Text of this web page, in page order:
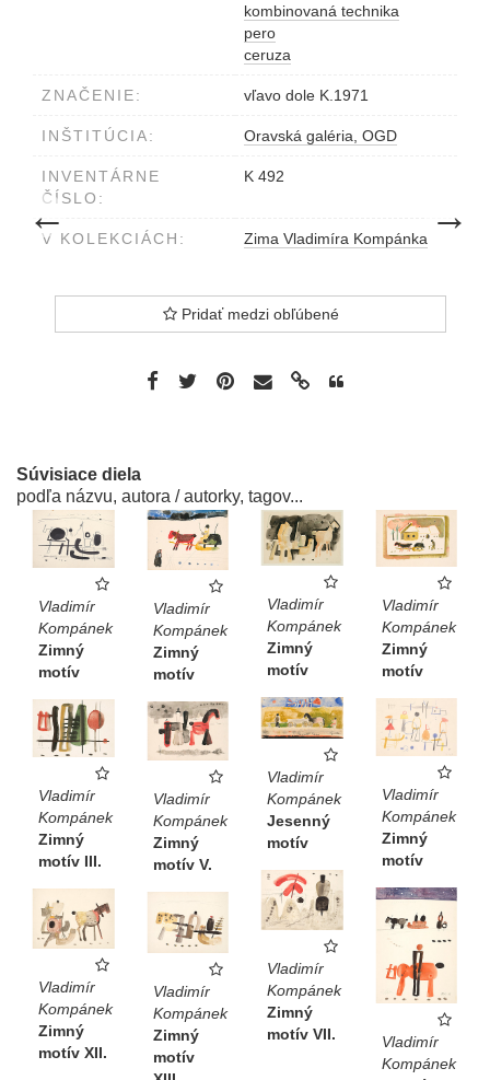
←
predchádzajúce dielo →
kombinovaná technika
pero
ceruza
ZNAČENIE: vľavo dole K.1971
INŠTITÚCIA: Oravská galéria, OGD
INVENTÁRNE
ČÍSLO:
K 492
V KOLEKCIÁCH: Zima Vladimíra Kompánka
Pridať medzi obľúbené
Súvisiace diela
podľa názvu, autora / autorky, tagov...
Vladimír
Kompánek
Zimný
motív
Vladimír
Kompánek
Zimný
motív
Vladimír
Kompánek
Zimný
motív
Vladimír
Kompánek
Zimný
motív
Vladimír
Kompánek
Jesenný
motív
Vladimír
Kompánek
Zimný
motív
Vladimír
Kompánek
Zimný
motív III.
Vladimír
Kompánek
Zimný
motív V.
Vladimír
Kompánek
Zimný
motív VII.
Vladimír
Kompánek
Vladimír
Kompánek
Zimný
motív XII.
Vladimír
Kompánek
Zimný
motív